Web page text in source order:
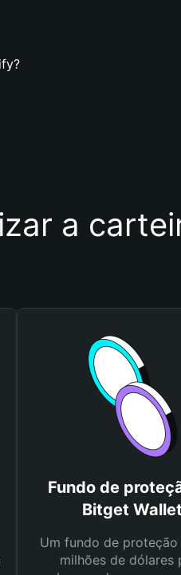
a
Fundo de
Bitget Wallet
Um fundo de
milhões de dólares